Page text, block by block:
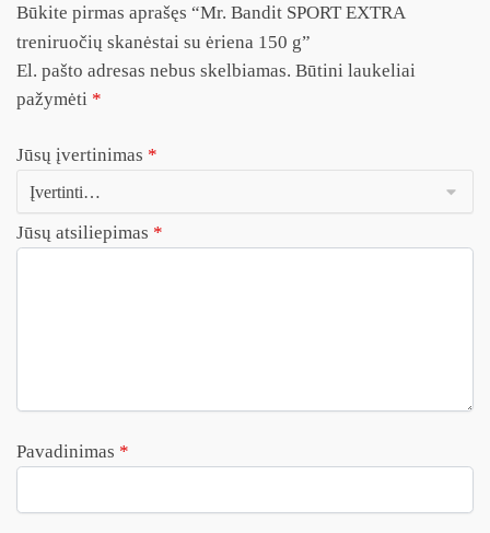
Būkite pirmas aprašęs “Mr. Bandit SPORT EXTRA
treniruočių skanėstai su ėriena 150 g”
El. pašto adresas nebus skelbiamas. Būtini laukeliai
pažymėti *
Jūsų įvertinimas *
Jūsų atsiliepimas *
Pavadinimas *